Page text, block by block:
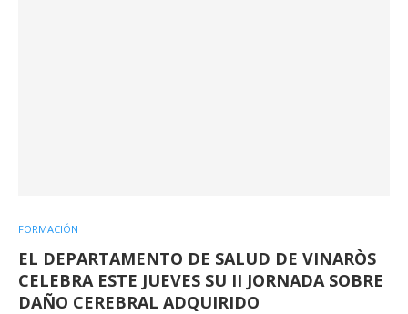
FORMACIÓN
EL DEPARTAMENTO DE SALUD DE VINARÒS
CELEBRA ESTE JUEVES SU II JORNADA SOBRE
DAÑO CEREBRAL ADQUIRIDO